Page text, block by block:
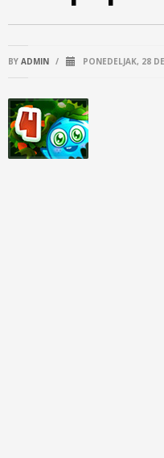
BY ADMIN / PONEDELJAK, 28